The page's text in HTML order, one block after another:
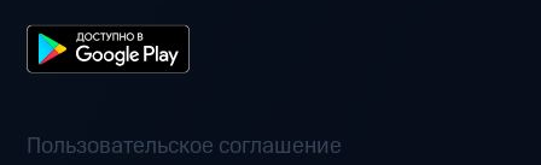
Пользовательское соглашение